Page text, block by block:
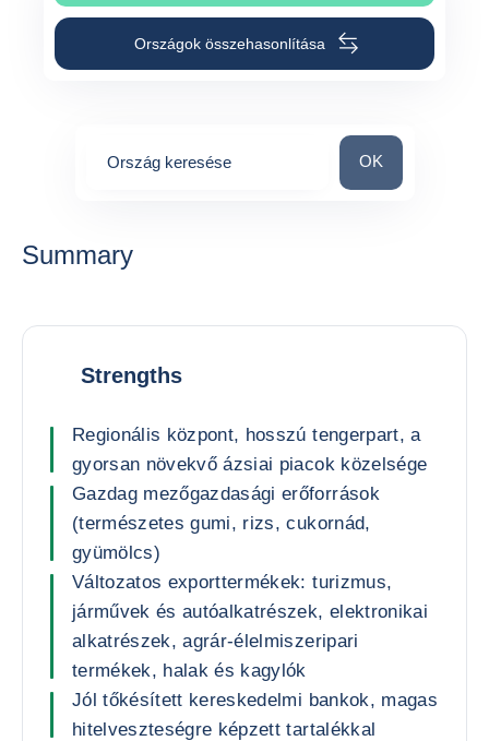
Országok összehasonlítása
Ország keresése Ország keresése
OK
Summary
Strengths
Regionális központ, hosszú tengerpart, a
gyorsan növekvő ázsiai piacok közelsége
Gazdag mezőgazdasági erőforrások
(természetes gumi, rizs, cukornád,
gyümölcs)
Változatos exporttermékek: turizmus,
járművek és autóalkatrészek, elektronikai
alkatrészek, agrár-élelmiszeripari
termékek, halak és kagylók
Jól tőkésített kereskedelmi bankok, magas
hitelveszteségre képzett tartalékkal